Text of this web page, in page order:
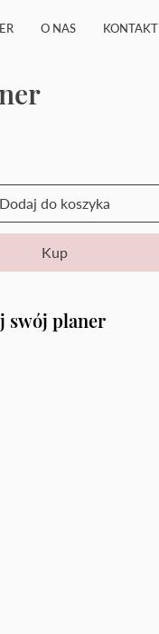
O NAS KONTAKT
Dodaj do koszyka
Kup
swój planer